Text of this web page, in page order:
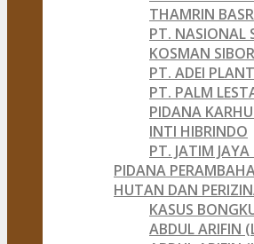
THAMRIN
PT. NASIONAL
KOSMAN
PT. ADEI
PT. PALM
PIDANA
INTI HIBRINDO
PT. JATIM JAYA
PIDANA
HUTAN DAN
KASUS
ABDUL ARIFIN